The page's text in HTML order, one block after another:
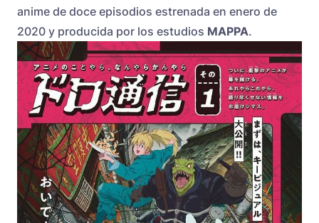
anime de doce episodios estrenada en enero de
2020 y producida por los estudios MAPPA.